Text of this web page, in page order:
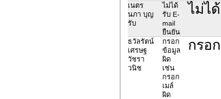
เนตร
นภา บุญ
รับ
ไม่ได้
รับ E-
mail
ยืนยัน
ไม่ไ
ธวัลรัตน์
เศรษฐ
วัชรา
วนิช
กรอก
ข้อมูล
ผิด
เช่น
กรอก
เมล์
ผิด
กรอ